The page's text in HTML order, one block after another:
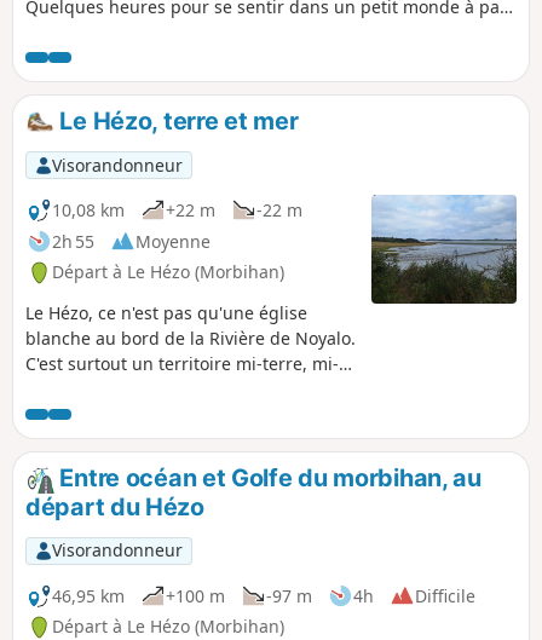
Quelques heures pour se sentir dans un petit monde à part
Golfe du Morbihan et de ses innombrables îles.
Le Hézo, terre et mer
Visorandonneur
10,08 km
+22 m
-22 m
2h 55
Moyenne
Départ à Le Hézo (Morbihan)
Le Hézo, ce n'est pas qu'une église
blanche au bord de la Rivière de Noyalo.
C'est surtout un territoire mi-terre, mi-
Morbihan. Entre morceaux de terre
qu'entourent les eaux à marée haute et
forêts de chênes et de pins maritimes, il
y a place pour une belle balade aux
senteurs boisées et iodées. Attention:
par fortes marées ou temps très
humide, certaines portions en bordure
du golfe peuvent être difficilement
praticable.
Entre océan et Golfe du morbihan, au
départ du Hézo
Visorandonneur
46,95 km
+100 m -97 m 4h
Difficile
Départ à Le Hézo (Morbihan)